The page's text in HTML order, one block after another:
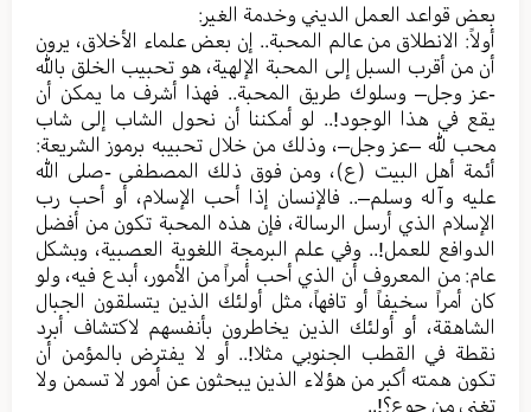
بعض قواعد العمل الديني وخدمة الغير:
أولاً: الانطلاق من عالم المحبة.. إن بعض علماء الأخلاق، يرون
أن من أقرب السبل إلى المحبة الإلهية، هو تحبيب الخلق بالله
-عز وجل– وسلوك طريق المحبة.. فهذا أشرف ما يمكن أن
يقع في هذا الوجود!.. لو أمكننا أن نحول الشاب إلى شاب
محب لله –عز وجل–، وذلك من خلال تحبيبه برموز الشريعة:
أئمة أهل البيت (ع)، ومن فوق ذلك المصطفى -صلى الله
عليه وآله وسلم–.. فالإنسان إذا أحب الإسلام، أو أحب رب
الإسلام الذي أرسل الرسالة، فإن هذه المحبة تكون من أفضل
الدوافع للعمل!.. وفي علم البرمجة اللغوية العصبية، وبشكل
عام: من المعروف أن الذي أحب أمراً من الأمور، أبدع فيه، ولو
كان أمراً سخيفاً أو تافهاً، مثل أولئك الذين يتسلقون الجبال
الشاهقة، أو أولئك الذين يخاطرون بأنفسهم لاكتشاف أبرد
نقطة في القطب الجنوبي مثلا!.. أو لا يفترض بالمؤمن أن
تكون همته أكبر من هؤلاء الذين يبحثون عن أمور لا تسمن ولا
تغني من جوع؟!..